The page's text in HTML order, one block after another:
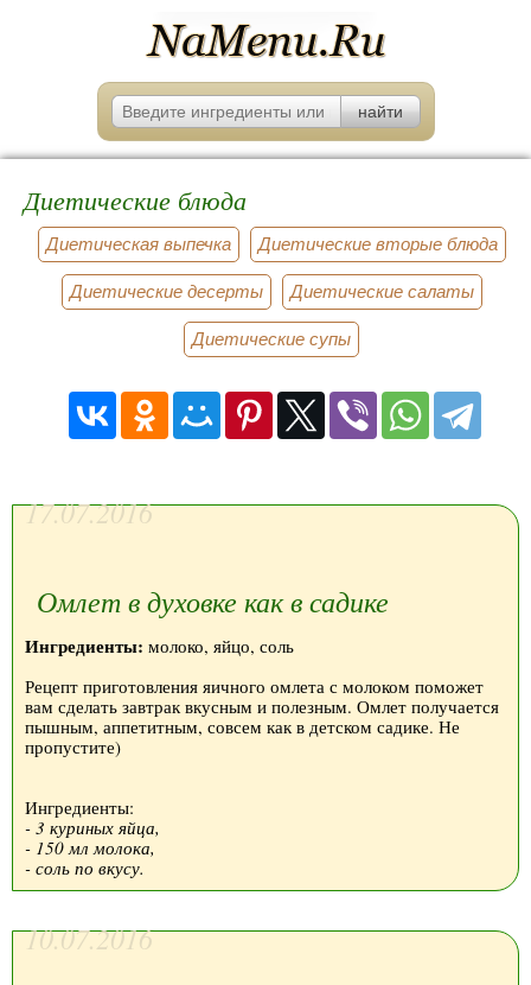
Диетические блюда
Диетическая выпечка Диетические вторые блюда
Диетические десерты Диетические салаты
Диетические супы
17.07.2016
Омлет в духовке как в садике
Ингредиенты: молоко, яйцо, соль
Рецепт приготовления яичного омлета с молоком поможет
вам сделать завтрак вкусным и полезным. Омлет получается
пышным, аппетитным, совсем как в детском садике. Не
пропустите)
Ингредиенты:
- 3 куриных яйца,
- 150 мл молока,
- соль по вкусу.
10.07.2016